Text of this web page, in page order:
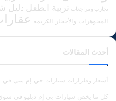
تجارب ومراجعات تربية الطفل دليل
المجوهرات والأحجار الكريمة
أحدث المقالات
أسعار وطرازات سيارات جي إم سي في
كل ما يخص سيارات بي إم دبليو في سوق